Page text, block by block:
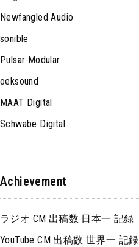
Newfangled Audio
sonible
Pulsar Modular
oeksound
MAAT Digital
Schwabe Digital
Achievement
ラジオ CM 出稿数 日本一 記録
YouTube CM 出稿数 世界一 記録